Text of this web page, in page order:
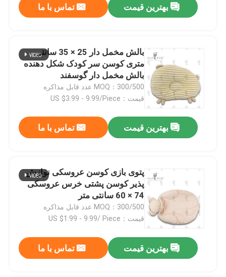
بهترین قیمت تماس با ما
بالش مخمل دار 25 × 35 سانتی
متری کوسن سر کودک شکل دهنده
بالش مخمل دار گوسفند
MOQ：300/500 عدد قابل مذاکره
قیمت：US $3.99 - 9.99/Piece
بهترین قیمت تماس با ما
پتوی بازی کوسن عروسکی نوازش
پذیر کوسن پشتی خرس عروسکی
74 × 60 سانتی متر
MOQ：300/500 عدد قابل مذاکره
قیمت：US $1.99 - 9.99/ Piece
بهترین قیمت تماس با ما